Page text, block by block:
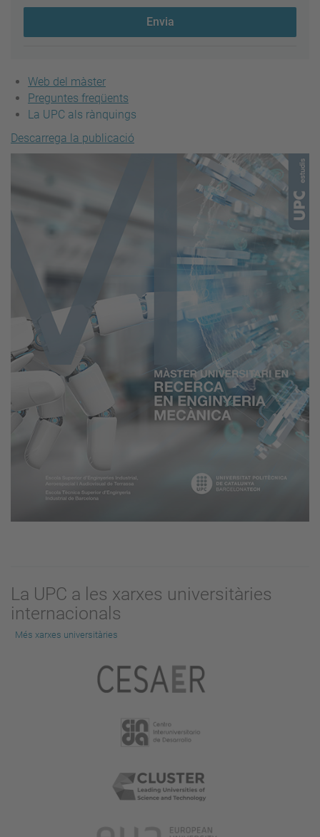
Envia
Web del màster
Preguntes freqüents
La UPC als rànquings
Descarrega la publicació
La UPC a les xarxes universitàries
internacionals
Més xarxes universitàries